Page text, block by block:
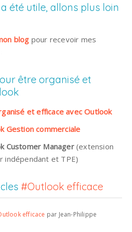
été utile, allons plus loin
blog pour recevoir mes
être organisé et
et efficace avec Outlook
Gestion commerciale
Customer Manager(extension
indépendant et TPE)
#Outlook efficace
efficace par Jean-Philippe